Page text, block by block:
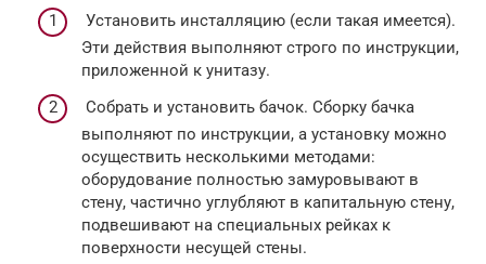
Установить инсталляцию (если такая имеется).
Эти действия выполняют строго по инструкции,
приложенной к унитазу.
Собрать и установить бачок. Сборку бачка
выполняют по инструкции, а установку можно
осуществить несколькими методами:
оборудование полностью замуровывают в
стену, частично углубляют в капитальную стену,
подвешивают на специальных рейках к
поверхности несущей стены.